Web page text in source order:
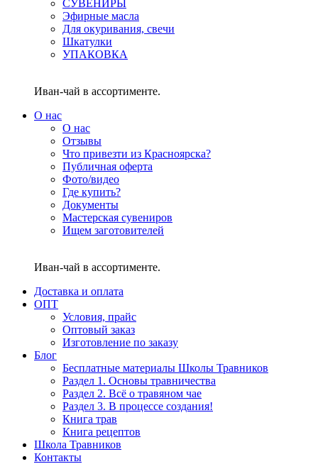
СУВЕНИРЫ
Эфирные масла
Для окуривания, свечи
Шкатулки
УПАКОВКА
Иван-чай в ассортименте.
О нас
О нас
Отзывы
Что привезти из Красноярска?
Публичная оферта
Фото/видео
Где купить?
Документы
Мастерская сувениров
Ищем заготовителей
Иван-чай в ассортименте.
Доставка и оплата
ОПТ
Условия, прайс
Оптовый заказ
Изготовление по заказу
Блог
Бесплатные материалы Школы Травников
Раздел 1. Основы травничества
Раздел 2. Всё о травяном чае
Раздел 3. В процессе создания!
Книга трав
Книга рецептов
Школа Травников
Контакты